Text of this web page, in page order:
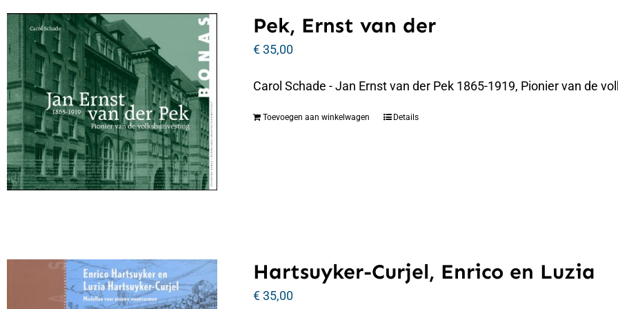
Pek, Ernst van der
€35,00
Carol Schade - Jan Ernst van der Pek 1865-1919, Pionier van de
Toevoegen aan winkelwagen Details
Hartsuyker-Curjel, Enrico en Luzia
€35,00